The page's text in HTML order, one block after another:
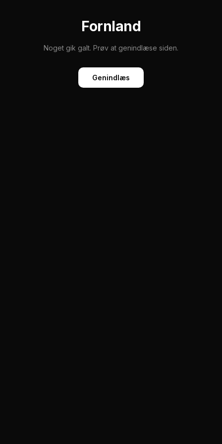
Fornland
Noget gik galt. Prøv at genindlæse siden.
Genindlæs